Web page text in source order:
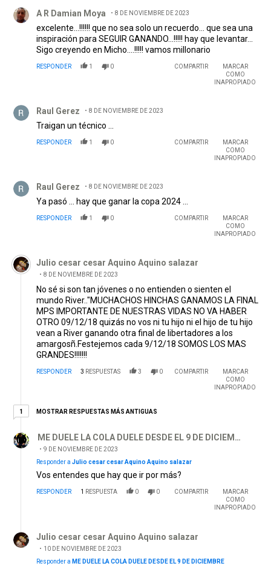
A R Damian Moya 8 DE NOVIEMBRE DE 2023
excelente...!!!!!! que no sea solo un recuerdo... que sea una
inspiración para SEGUIR GANANDO...!!!!! hay que levantar...
Sigo creyendo en Micho....!!!!! vamos millonario
RESPONDER 1 0 COMPARTIR
MARCAR
COMO
INAPROPIADO
Raul Gerez 8 DE NOVIEMBRE DE 2023
Traigan un técnico ...
RESPONDER 1 0 COMPARTIR
MARCAR
COMO
INAPROPIADO
Raul Gerez 8 DE NOVIEMBRE DE 2023
Ya pasó ... hay que ganar la copa 2024 ...
RESPONDER 1 0 COMPARTIR
MARCAR
COMO
INAPROPIADO
Comentario de Julio cesar cesar Aquino Aquino salazar.
Julio cesar cesar Aquino Aquino salazar
8 DE NOVIEMBRE DE 2023
No sé si son tan jóvenes o no entienden o sienten el
mundo River.."MUCHACHOS HINCHAS GANAMOS LA FINAL
MPS IMPORTANTE DE NUESTRAS VIDAS NO VA HABER
OTRO 09/12/18 quizás no vos ni tu hijo ni el hijo de tu hijo
vean a River ganando otra final de libertadores a los
amargosñ.Festejemos cada 9/12/18 SOMOS LOS MAS
GRANDES!!!!!!!
RESPONDER 3 RESPUESTAS 3 0 COMPARTIR
MARCAR
COMO
INAPROPIADO
11 respuesta más antiguas
MOSTRAR RESPUESTAS MÁS ANTIGUAS
ME DUELE LA COLA DUELE DESDE EL 9 DE DICIEMBRE
9 DE NOVIEMBRE DE 2023
Responder a Julio cesar cesar Aquino Aquino salazar
Vos entendes que hay que ir por más?
RESPONDER 1 RESPUESTA 0 0 COMPARTIR
MARCAR
COMO
INAPROPIADO
Julio cesar cesar Aquino Aquino salazar
10 DE NOVIEMBRE DE 2023
Responder a ME DUELE LA COLA DUELE DESDE EL 9 DE DICIEMBRE